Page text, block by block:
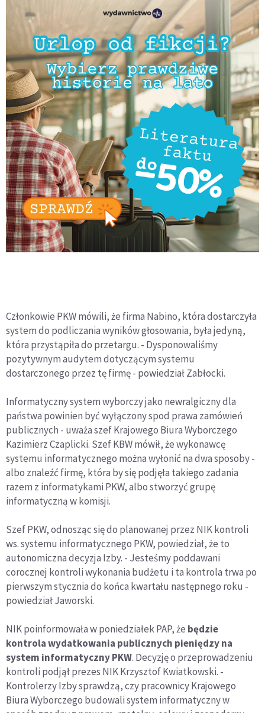
Członkowie PKW mówili, że firma Nabino, która dostarczyła
system do podliczania wyników głosowania, była jedyną,
która przystąpiła do przetargu. - Dysponowaliśmy
pozytywnym audytem dotyczącym systemu
dostarczonego przez tę firmę - powiedział Zabłocki.
Informatyczny system wyborczy jako newralgiczny dla
państwa powinien być wyłączony spod prawa zamówień
publicznych - uważa szef Krajowego Biura Wyborczego
Kazimierz Czaplicki. Szef KBW mówił, że wykonawcę
systemu informatycznego można wyłonić na dwa sposoby -
albo znaleźć firmę, która by się podjęła takiego zadania
razem z informatykami PKW, albo stworzyć grupę
informatyczną w komisji.
Szef PKW, odnosząc się do planowanej przez NIK kontroli
ws. systemu informatycznego PKW, powiedział, że to
autonomiczna decyzja Izby. - Jesteśmy poddawani
corocznej kontroli wykonania budżetu i ta kontrola trwa po
pierwszym stycznia do końca kwartału następnego roku -
powiedział Jaworski.
NIK poinformowała w poniedziałek PAP, że będzie
kontrola wydatkowania publicznych pieniędzy na
system informatyczny PKW. Decyzję o przeprowadzeniu
kontroli podjął prezes NIK Krzysztof Kwiatkowski. -
Kontrolerzy Izby sprawdzą, czy pracownicy Krajowego
Biura Wyborczego budowali system informatyczny w